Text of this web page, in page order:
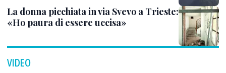
La donna picchiata in via Svevo a Trieste:
«Ho paura di essere uccisa»
VIDEO